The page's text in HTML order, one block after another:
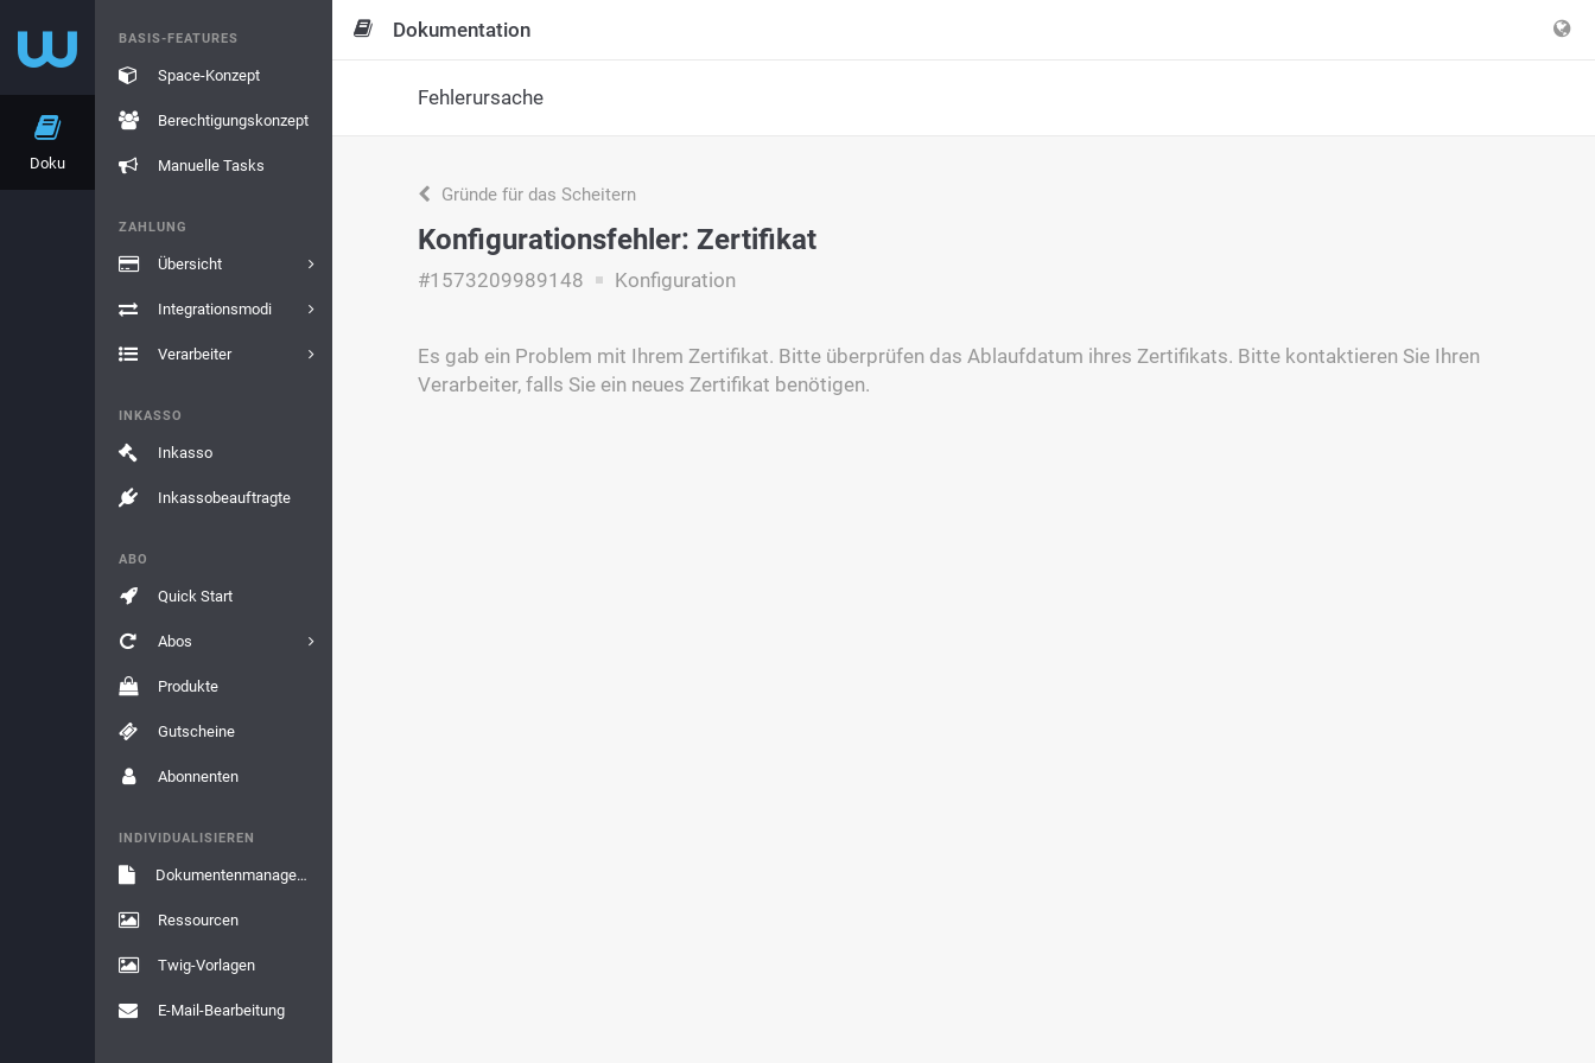
Doku
BASIS-FEATURES
Space-Konzept
Berechtigungskonzept
Manuelle Tasks
ZAHLUNG
Übersicht
Integrationsmodi
Verarbeiter
INKASSO
Inkasso
Inkassobeauftragte
ABO
Quick Start
Abos
Produkte
Gutscheine
Abonnenten
INDIVIDUALISIEREN
Dokumentenmanagement
Ressourcen
Twig-Vorlagen
E-Mail-Bearbeitung
Dokumentation
Fehlerursache
Gründe für das Scheitern
Konfigurationsfehler: Zertifikat
#1573209989148 Konfiguration
Es gab ein Problem mit Ihrem Zertifikat. Bitte überprüfen das Ablaufdatum ihres Zertifikats. Bitte kontaktieren Sie Ihren
Verarbeiter, falls Sie ein neues Zertifikat benötigen.